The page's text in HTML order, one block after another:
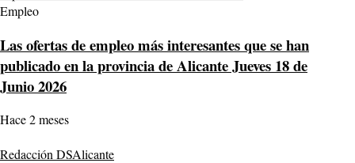
Empleo
Las ofertas de empleo más interesantes que se han
publicado en la provincia de Alicante Jueves 18 de
Junio 2026
Hace 2 meses
Redacción DSAlicante